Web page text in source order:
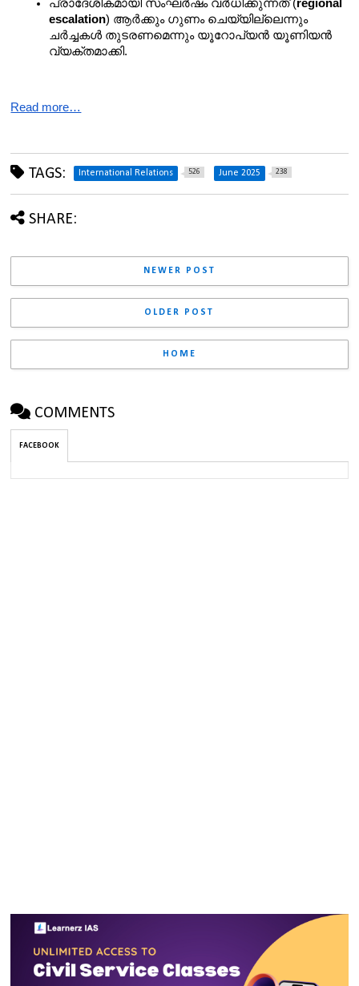
പ്രാദേശികമായി സംഘർഷം വർധിക്കുന്നത് (regional
escalation) ആർക്കും ഗുണം ചെയ്യില്ലെന്നും
ചർച്ചകൾ തുടരണമെന്നും യൂറോപ്യൻ യൂണിയൻ
വ്യക്തമാക്കി.
Read more…
TAGS: International Relations 526 June 2025 238
SHARE:
NEWER POST
OLDER POST
HOME
COMMENTS
FACEBOOK